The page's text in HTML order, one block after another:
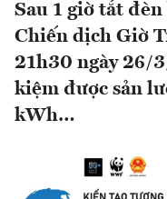
Sau 1 giờ tắt
Chiến dịch Giờ
21h30 ngày 26/
kiệm được sản
kWh…